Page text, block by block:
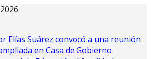
Elías Suárez convocó a una reunión
en Casa de Gobierno